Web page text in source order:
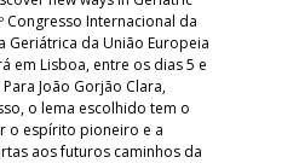
Congresso Internacional da
Geriátrica da União Europeia
em Lisboa, entre os dias 5 e
João Gorjão Clara,
o lema escolhido tem o
o espírito pioneiro e a
aos futuros caminhos da